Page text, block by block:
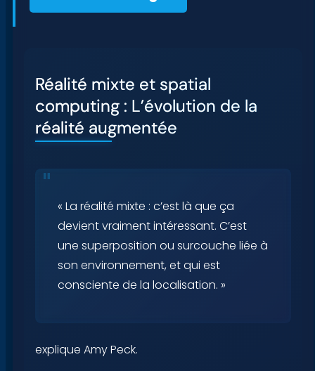
Réalité mixte et spatial
computing : L’évolution de la
réalité augmentée
« La réalité mixte : c’est là que ça
devient vraiment intéressant. C’est
une superposition ou surcouche liée à
son environnement, et qui est
consciente de la localisation. »
explique Amy Peck.